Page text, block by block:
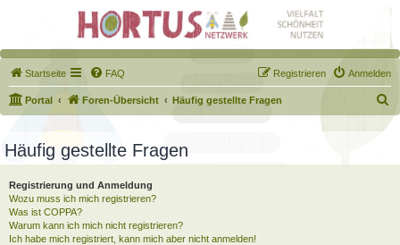
Startseite FAQ Anmelden
Registrieren
Portal Foren-Übersicht Häufig gestellte Fragen
u
h
Häufig gestellte Fragen
Registrierung und Anmeldung
Wozu muss ich mich registrieren?
Was ist COPPA?
Warum kann ich mich nicht registrieren?
Ich habe mich registriert, kann mich aber nicht anmelden!